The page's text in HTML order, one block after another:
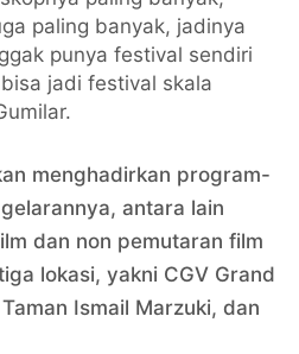
paling banyak, jadinya
punya festival sendiri
jadi festival skala
menghadirkan program-
antara lain
dan non pemutaran film
lokasi, yakni CGV Grand
Ismail Marzuki, dan